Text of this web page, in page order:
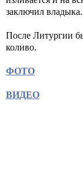
заключил владыка.
После Литургии
коливо.
ФОТО
ВИДЕО